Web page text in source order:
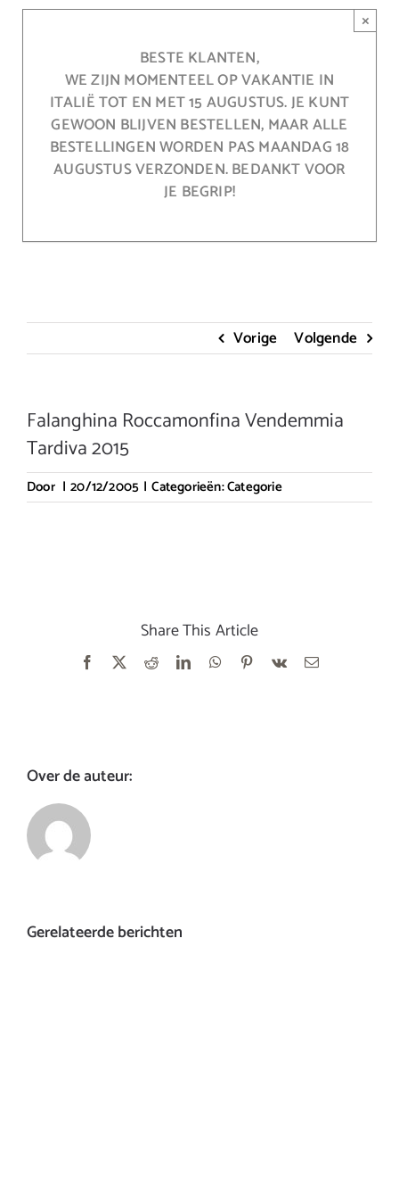
BESTE KLANTEN,
WE ZIJN MOMENTEEL OP VAKANTIE IN
ITALIË TOT EN MET 15 AUGUSTUS. JE KUNT
GEWOON BLIJVEN BESTELLEN, MAAR ALLE
BESTELLINGEN WORDEN PAS MAANDAG 18
AUGUSTUS VERZONDEN. BEDANKT VOOR
JE BEGRIP!
×
Vorige Volgende
Falanghina Roccamonfina Vendemmia
Tardiva 2015
Door | 20/12/2005 | Categorieën:Categorie
Share This Article
Facebook RedditLinkedInWhatsApp
Pinterest
Vk
E-
Over de auteur:
Gerelateerde berichten